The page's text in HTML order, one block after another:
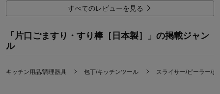
5.0
デザイン・色
5.0
購入商品： 片口ごますり
使用場所： その他
すべてのレビューを見る
「片口ごますり・すり棒［日本製］」の掲載ジャン
ル
キッチン用品/調理器具 包丁/キッチンツール スライサー/ピーラー/お